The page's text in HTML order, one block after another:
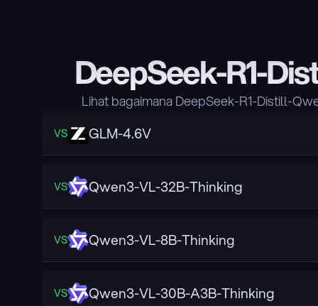
DeepSeek-R1-
Lihat bagaimana DeepSeek-R1-Distill-
VS GLM-4.6V
VS Qwen3-VL-32B-Thinking
VS Qwen3-VL-8B-Thinking
VS Qwen3-VL-30B-A3B-Thinking